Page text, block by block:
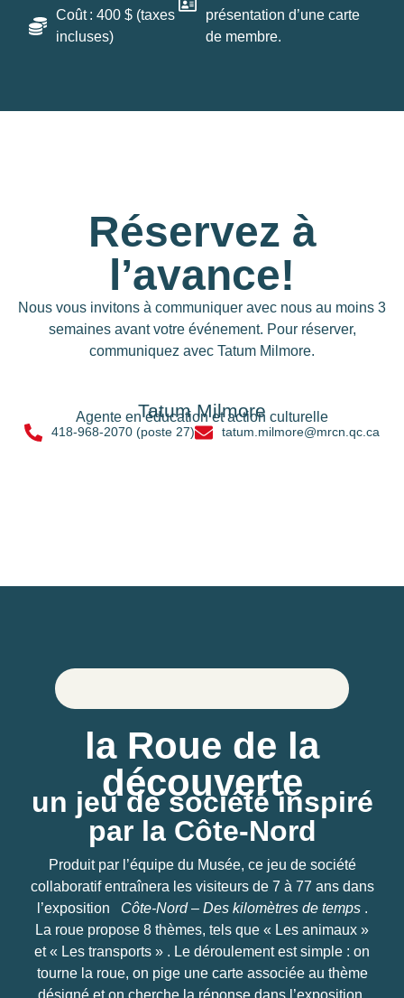
Coût : 400 $ (taxes
incluses)
présentation d’une carte
de membre.
Réservez à
l’avance!
Nous vous invitons à communiquer avec nous au moins 3
semaines avant votre événement. Pour réserver,
communiquez avec Tatum Milmore.
Tatum Milmore
Agente en éducation et action culturelle
418-968-2070 (poste 27) tatum.milmore@mrcn.qc.ca
la Roue de la
découverte
un jeu de société inspiré
par la Côte-Nord
Produit par l’équipe du Musée, ce jeu de société
collaboratif entraînera les visiteurs de 7 à 77 ans dans
l’exposition
Côte-Nord – Des kilomètres de temps.
La roue propose 8 thèmes, tels que « Les animaux »
et « Les transports » . Le déroulement est simple : on
tourne la roue, on pige une carte associée au thème
désigné et on cherche la réponse dans l’exposition.